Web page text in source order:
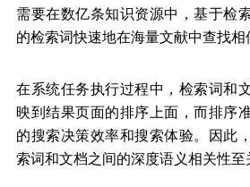
需要在数亿条知识资源中，基于检
的检索词快速地在海量文献中查找相
在系统任务执行过程中，检索词和
映到结果页面的排序上面，而排序
的搜索决策效率和搜索体验。因此
索词和文档之间的深度语义相关性至